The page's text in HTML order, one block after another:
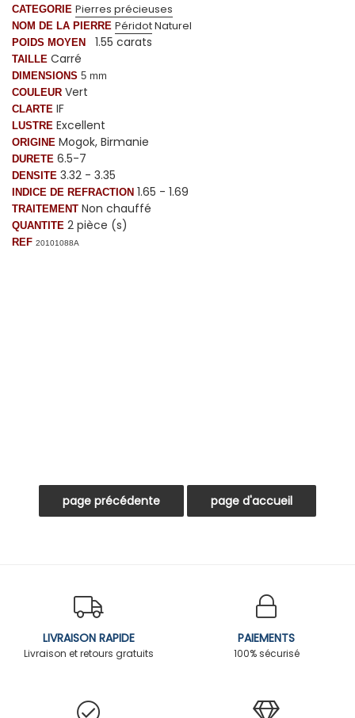
CATEGORIE Pierres précieuses
NOM DE LA PIERRE PéridotNaturel
POIDS MOYEN 1.55 carats
TAILLE Carré
DIMENSIONS 5 mm
COULEUR Vert
CLARTE IF
LUSTRE Excellent
ORIGINE Mogok, Birmanie
DURETE 6.5-7
DENSITE 3.32 - 3.35
INDICE DE REFRACTION 1.65 - 1.69
TRAITEMENT Non chauffé
QUANTITE 2 pièce (s)
REF 20101088A
LIVRAISON RAPIDE
Livraison et retours gratuits
PAIEMENTS
100% sécurisé